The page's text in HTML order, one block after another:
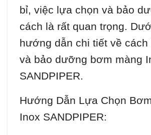
bỉ, việc lựa chọn và bảo
cách là rất quan trọng.
hướng dẫn chi tiết về cách
và bảo dưỡng bơm màng
SANDPIPER.
Hướng Dẫn Lựa Chọn
Inox SANDPIPER: